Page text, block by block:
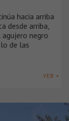
hacia arriba
desde arriba,
negro
de las
VER +